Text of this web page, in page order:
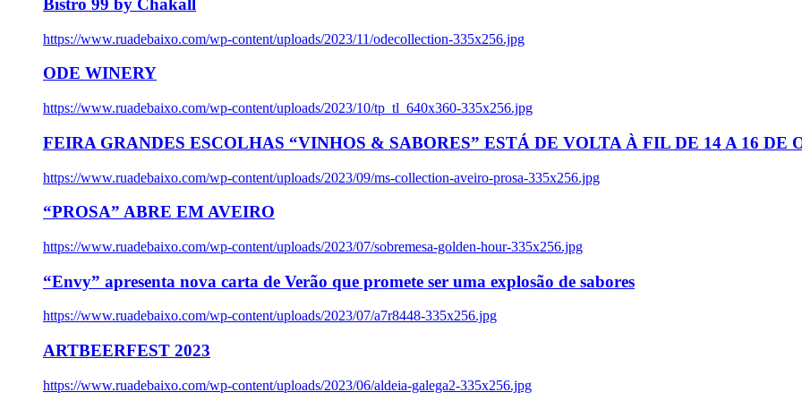
Bistro 99 by Chakall
https://www.ruadebaixo.com/wp-content/uploads/2023/11/odecollection-335x256.jpg
ODE WINERY
https://www.ruadebaixo.com/wp-content/uploads/2023/10/tp_tl_640x360-335x256.jpg
FEIRA GRANDES ESCOLHAS “VINHOS & SABORES” ESTÁ DE VOLTA À FIL DE 14 A 16 DE
https://www.ruadebaixo.com/wp-content/uploads/2023/09/ms-collection-aveiro-prosa-335x256.jpg
“PROSA” ABRE EM AVEIRO
https://www.ruadebaixo.com/wp-content/uploads/2023/07/sobremesa-golden-hour-335x256.jpg
“Envy” apresenta nova carta de Verão que promete ser uma explosão de sabores
https://www.ruadebaixo.com/wp-content/uploads/2023/07/a7r8448-335x256.jpg
ARTBEERFEST 2023
https://www.ruadebaixo.com/wp-content/uploads/2023/06/aldeia-galega2-335x256.jpg